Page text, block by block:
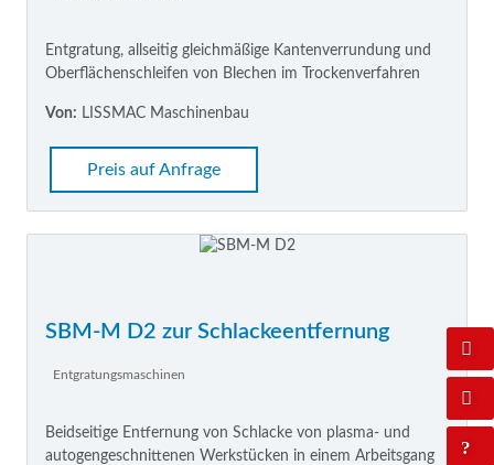
Entgratung, allseitig gleichmäßige Kantenverrundung und
Oberflächenschleifen von Blechen im Trockenverfahren
Von: LISSMAC Maschinenbau
Preis auf Anfrage
SBM-M D2 zur Schlackeentfernung
Entgratungsmaschinen
Beidseitige Entfernung von Schlacke von plasma- und
autogengeschnittenen Werkstücken in einem Arbeitsgang